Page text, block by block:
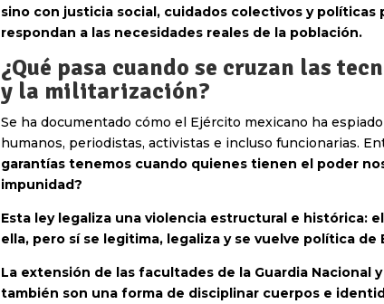
sino con justicia social, cuidados colectivos y políticas
respondan a las necesidades reales de la población.
¿Qué pasa cuando se cruzan las
y la militarización?
Se ha documentado cómo el Ejército mexicano ha
humanos, periodistas, activistas e incluso funcionarias.
garantías tenemos cuando quienes tienen el poder
impunidad?
Esta ley legaliza una violencia estructural e histórica:
ella, pero sí se legitima, legaliza y se vuelve política de
La extensión de las facultades de la Guardia Nacional
también son una forma de disciplinar cuerpos e